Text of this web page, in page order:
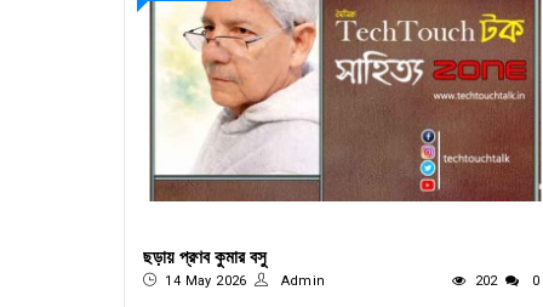
ছড়ায় প্রণব কুমার বসু
14 May 2026 Admin 202 0